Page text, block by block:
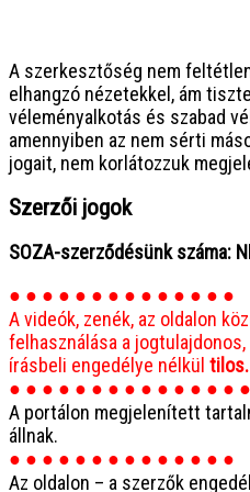
A szerkesztőség nem
elhangzó nézetekkel, ám
véleményalkotás és szabad
amennyiben az nem sérti
jogait, nem korlátozzuk
Szerzői jogok
SOZA-szerződésünk száma:
● ● ● ● ● ● ● ● ● ● ● ● ● ●
A videók, zenék, az oldalon
felhasználása a
írásbeli engedélye nélkül tilos.
● ● ● ● ● ● ● ● ● ● ● ● ● ● ●
A portálon megjelenített
állnak.
● ● ● ● ● ● ● ● ● ● ● ● ● ●
Az oldalon – a szerzők